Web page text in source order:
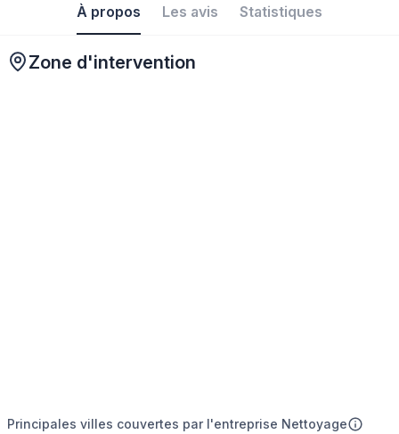
À propos Les avis Statistiques
Zone d'intervention
Principales villes couvertes par l'entreprise Nettoyage